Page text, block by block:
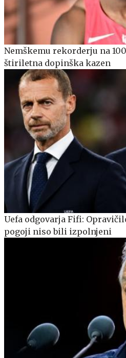
Nemškemu rekorderju na
štiriletna dopinška kazen
Uefa odgovarja Fifi:
pogoji niso bili izpolnjeni